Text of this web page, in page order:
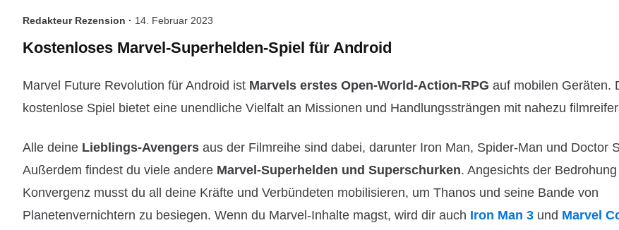
Redakteur Rezension · 14. Februar 2023
Kostenloses Marvel-Superhelden-Spiel für Android
Marvel Future Revolution für Android ist Marvels erstes Open-World-Action-RPG auf mobilen Geräten.
kostenlose Spiel bietet eine unendliche Vielfalt an Missionen und Handlungssträngen mit nahezu
Alle deine Lieblings-Avengers aus der Filmreihe sind dabei, darunter Iron Man, Spider-Man und Doctor
Außerdem findest du viele andere Marvel-Superhelden und Superschurken. Angesichts der
Konvergenz musst du all deine Kräfte und Verbündeten mobilisieren, um Thanos und seine Bande von
Planetenvernichtern zu besiegen. Wenn du Marvel-Inhalte magst, wird dir auch Iron Man 3 und Marvel